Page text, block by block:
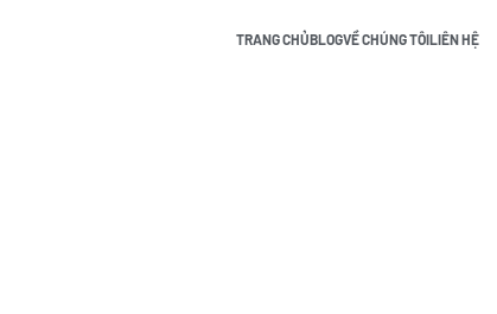
TRANG CHỦBLOGVỀ CHÚNG TÔILIÊN HỆ